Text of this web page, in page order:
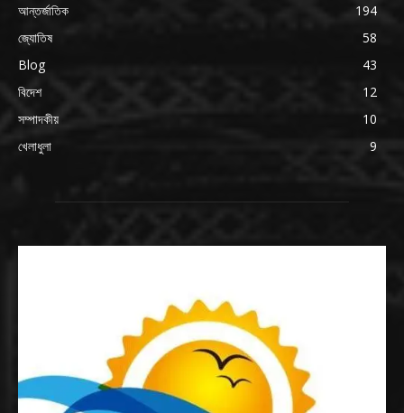
আন্তর্জাতিক
194
জ্যোতিষ
58
Blog
43
বিদেশ
12
সম্পাদকীয়
10
খেলাধুলা
9